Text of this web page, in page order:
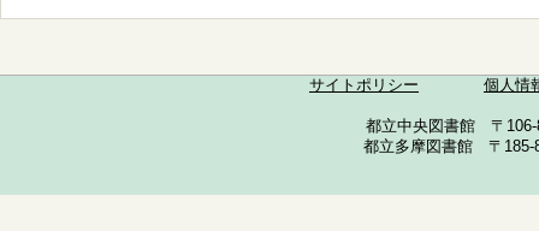
サイトポリシー 個人情
都立中央図書館 〒
都立多摩図書館 〒185-